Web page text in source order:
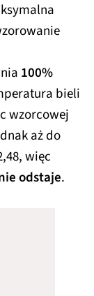
100%
bieli
wzorcowej
aż do
więc
odstaje.